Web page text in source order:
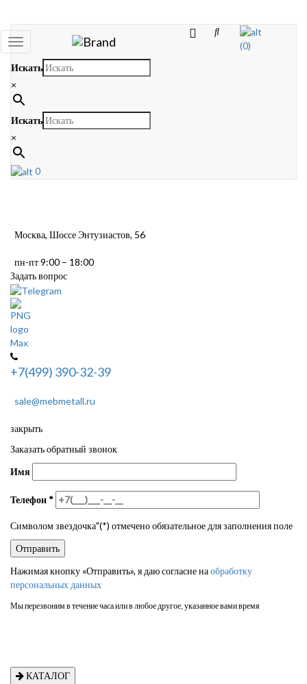
Toggle
navigation
(0)
Искать
×
Искать
×
0
Москва, Шоссе Энтузиастов, 56
пн-пт 9:00 – 18:00
Задать вопрос
+7(499) 390-32-39
sale@mebmetall.ru
закрыть
Заказать обратный звонок
Имя
Телефон *
Символом звездочка"(*) отмечено обязательное для заполнения поле
Нажимая кнопку «Отправить», я даю согласие наобработку
персональных данных
Мы перезвоним в течение часа или в любое другое, указанное вами время
КАТАЛОГ